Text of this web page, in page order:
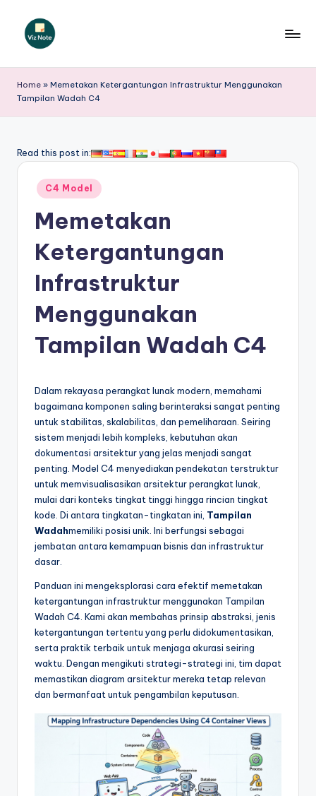
iz
N
t
si
A
si
g
&
S
o
Home » Memetakan Ketergantungan Infrastruktur Menggunakan
Tampilan Wadah C4
Read this post in:
Posted
in
C4 Model
Memetakan
Ketergantungan
Infrastruktur
Menggunakan
Tampilan Wadah C4
Dalam rekayasa perangkat lunak modern, memahami
bagaimana komponen saling berinteraksi sangat penting
untuk stabilitas, skalabilitas, dan pemeliharaan. Seiring
sistem menjadi lebih kompleks, kebutuhan akan
dokumentasi arsitektur yang jelas menjadi sangat
penting. Model C4 menyediakan pendekatan terstruktur
untuk memvisualisasikan arsitektur perangkat lunak,
mulai dari konteks tingkat tinggi hingga rincian tingkat
kode. Di antara tingkatan-tingkatan ini, Tampilan
Wadahmemiliki posisi unik. Ini berfungsi sebagai
jembatan antara kemampuan bisnis dan infrastruktur
dasar.
Panduan ini mengeksplorasi cara efektif memetakan
ketergantungan infrastruktur menggunakan Tampilan
Wadah C4. Kami akan membahas prinsip abstraksi, jenis
ketergantungan tertentu yang perlu didokumentasikan,
serta praktik terbaik untuk menjaga akurasi seiring
waktu. Dengan mengikuti strategi-strategi ini, tim dapat
memastikan diagram arsitektur mereka tetap relevan
dan bermanfaat untuk pengambilan keputusan.